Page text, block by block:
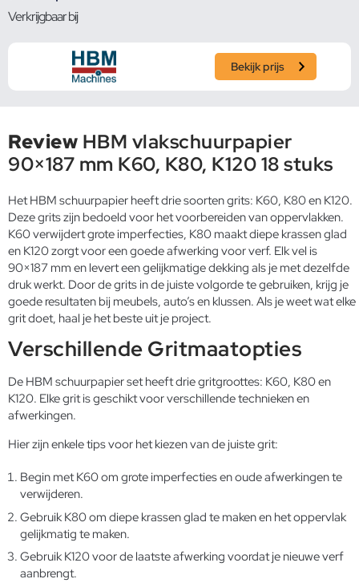
Verkrijgbaar bij
Bekijk prijs
Review HBM vlakschuurpapier
90×187 mm K60, K80, K120 18 stuks
Het HBM schuurpapier heeft drie soorten grits: K60, K80 en K120.
Deze grits zijn bedoeld voor het voorbereiden van oppervlakken.
K60 verwijdert grote imperfecties, K80 maakt diepe krassen glad
en K120 zorgt voor een goede afwerking voor verf. Elk vel is
90×187 mm en levert een gelijkmatige dekking als je met dezelfde
druk werkt. Door de grits in de juiste volgorde te gebruiken, krijg je
goede resultaten bij meubels, auto’s en klussen. Als je weet wat elke
grit doet, haal je het beste uit je project.
Verschillende Gritmaatopties
De HBM schuurpapier set heeft drie gritgroottes: K60, K80 en
K120. Elke grit is geschikt voor verschillende technieken en
afwerkingen.
Hier zijn enkele tips voor het kiezen van de juiste grit:
Begin met K60 om grote imperfecties en oude afwerkingen te
verwijderen.
Gebruik K80 om diepe krassen glad te maken en het oppervlak
gelijkmatig te maken.
Gebruik K120 voor de laatste afwerking voordat je nieuwe verf
aanbrengt.